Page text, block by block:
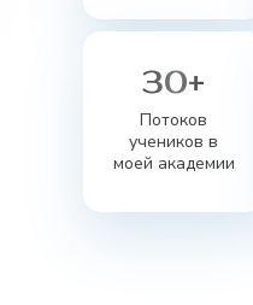
30+
Потоков
учеников в
моей академии